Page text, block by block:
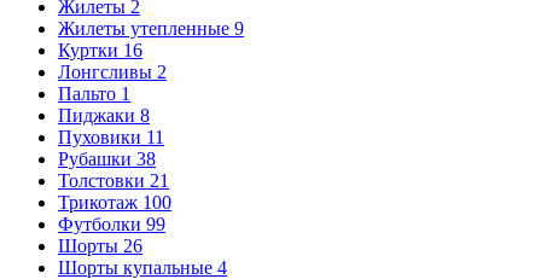
Жилеты 2
Жилеты утепленные 9
Куртки 16
Лонгсливы 2
Пальто 1
Пиджаки 8
Пуховики 11
Рубашки 38
Толстовки 21
Трикотаж 100
Футболки 99
Шорты 26
Шорты купальные 4